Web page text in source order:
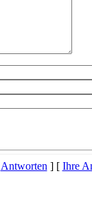
Antworten] [ Ihre